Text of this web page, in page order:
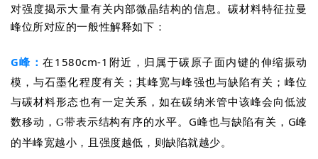
对强度揭示大量有关内部微晶结构的信息。 碳材料特征拉曼
峰位所对应的一般性解释如下：
G峰：在1580cm-1附近，归属于碳原子面内键的伸缩振动
模，与石墨化程度有关；其峰宽与峰强也与缺陷有关；峰位
与碳材料形态也有一定关系，如在碳纳米管中该峰会向低波
数移动， G带表示结构有序的水平。 G峰也与缺陷有关，G峰
的半峰宽越小，且强度越低，则缺陷就越少。